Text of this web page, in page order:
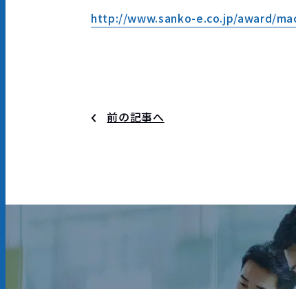
http://www.sanko-e.co.jp/award/
前の記事へ